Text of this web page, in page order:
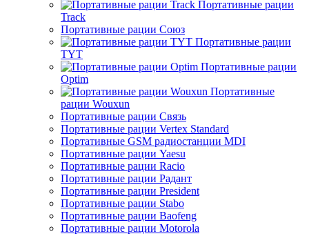
Портативные рации
Track
Портативные рации Союз
Портативные рации
TYT
Портативные рации
Optim
Портативные
рации Wouxun
Портативные рации Связь
Портативные рации Vertex Standard
Портативные GSM радиостанции MDI
Портативные рации Yaesu
Портативные рации Racio
Портативные рации Радант
Портативные рации President
Портативные рации Stabo
Портативные рации Baofeng
Портативные рации Motorola